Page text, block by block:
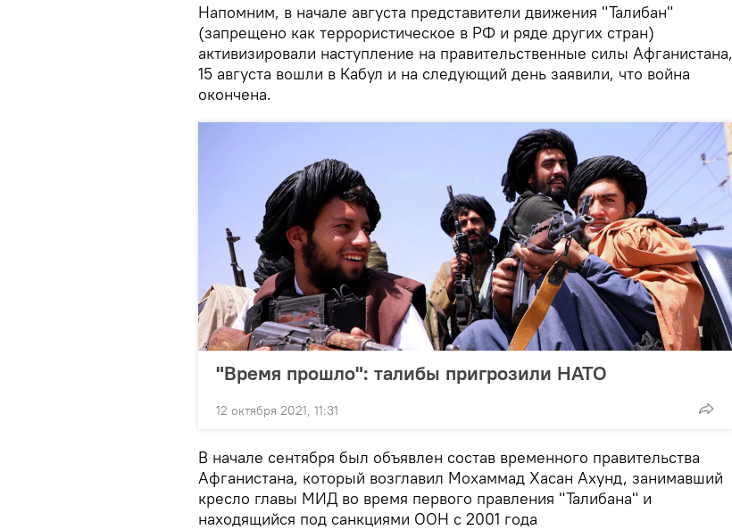
Напомним, в начале августа представители движения "Талибан"
(запрещено как террористическое в РФ и ряде других стран)
активизировали наступление на правительственные силы Афганистана,
15 августа вошли в Кабул и на следующий день заявили, что война
окончена.
"Время прошло": талибы пригрозили НАТО
12 октября 2021, 11:31
В начале сентября был объявлен состав временного правительства
Афганистана, который возглавил Мохаммад Хасан Ахунд, занимавший
кресло главы МИД во время первого правления "Талибана" и
находящийся под санкциями ООН c 2001 года